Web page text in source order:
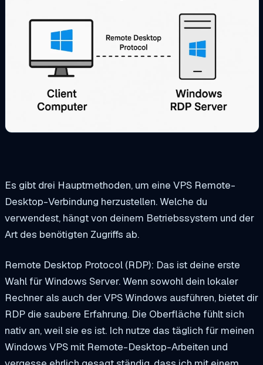
Es gibt drei Hauptmethoden, um eine VPS Remote-
Desktop-Verbindung herzustellen. Welche du
verwendest, hängt von deinem Betriebssystem und der
Art des benötigten Zugriffs ab.
Remote Desktop Protocol (RDP): Das ist deine erste
Wahl für Windows Server. Wenn sowohl dein lokaler
Rechner als auch der VPS Windows ausführen, bietet dir
RDP die saubere Erfahrung. Die Oberfläche fühlt sich
nativ an, weil sie es ist. Ich nutze das täglich für meinen
Windows VPS mit Remote-Desktop-Arbeiten und